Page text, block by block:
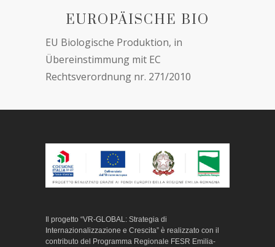
EUROPÄISCHE BIO
EU Biologische Produktion, in
Übereinstimmung mit EC
Rechtsverordnung nr. 271/2010
Il progetto “VR-GLOBAL: Strategia di
Internazionalizzazione e Crescita” è realizzato con il
contributo del Programma Regionale FESR Emilia-